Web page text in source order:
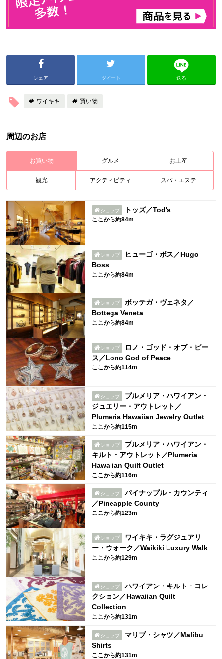
シェア ツイート 送る
ワイキキ 買い物
周辺のお店
お買い物 グルメ お土産
観光 アクティビティ スパ・エステ
ショップ トッズ／Tod's
ここから約84m
ショップ
ヒューゴ・ボス／Hugo
Boss
ここから約84m
ショップ
ボッテガ・ヴェネタ／
Bottega Veneta
ここから約84m
ショップ
ロノ・ゴッド・オブ・ピー
ス／Lono God of Peace
ここから約114m
ショップ
プルメリア・ハワイアン・
ジュエリー・アウトレット／
Plumeria Hawaiian Jewelry Outlet
ここから約115m
ショップ
プルメリア・ハワイアン・
キルト・アウトレット／Plumeria
Hawaiian Quilt Outlet
ここから約116m
ショップ
パイナップル・カウンティ
／Pineapple County
ここから約123m
ショップ
ワイキキ・ラグジュアリ
ー・ウォーク／Waikiki Luxury Walk
ここから約129m
ショップ
ハワイアン・キルト・コレ
クション／Hawaiian Quilt
Collection
ここから約131m
ショップ
マリブ・シャツ／Malibu
Shirts
ここから約131m